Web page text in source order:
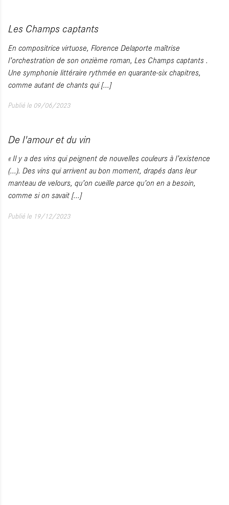
Les Champs captants
En compositrice virtuose, Florence Delaporte maîtrise
l’orchestration de son onzième roman, Les Champs captants .
Une symphonie littéraire rythmée en quarante-six chapitres,
comme autant de chants qui[...]
Publié le 09/06/2023
De l'amour et du vin
« Il y a des vins qui peignent de nouvelles couleurs à l’existence
(...). Des vins qui arrivent au bon moment, drapés dans leur
manteau de velours, qu’on cueille parce qu’on en a besoin,
comme si on savait[...]
Publié le 19/12/2023